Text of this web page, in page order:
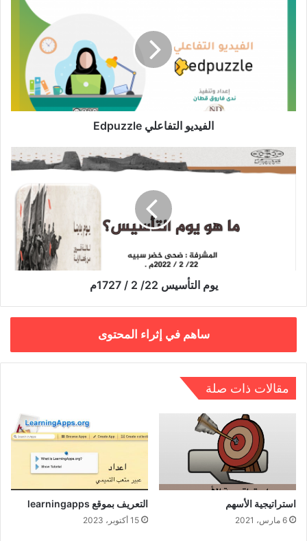
الفيديو التفاعلي Edpuzzle
التأسيس
يوم التأسيس 22/ 2 / 1727م
ساهم في إثراء المحتوى
مقالات ذات صلة
استراتيجية الأسهم
6 مارس، 2021
التعريف بموقع learningapps
15 أكتوبر، 2023